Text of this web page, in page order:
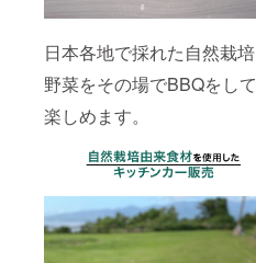
日本各地で採れた自然栽培
野菜をその場でBBQをして
楽しめます。